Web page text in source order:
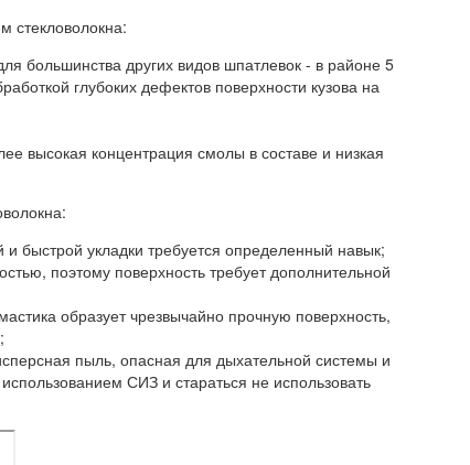
стекловолокна:
большинства других видов шпатлевок - в районе 5
глубоких дефектов поверхности кузова на
высокая концентрация смолы в составе и низкая
быстрой укладки требуется определенный навык;
поэтому поверхность требует дополнительной
образует чрезвычайно прочную поверхность,
пыль, опасная для дыхательной системы и
СИЗ и стараться не использовать